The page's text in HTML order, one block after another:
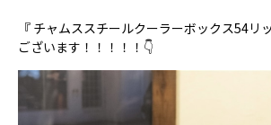
『 チャムススチールクーラーボックス54リ
ございます！！！！！👇